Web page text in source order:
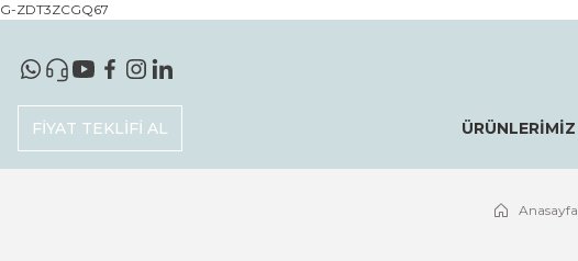
G-ZDT3ZCGQ67
FİYAT TEKLİFİ AL ÜRÜNLERİMİZ
Anasayfa